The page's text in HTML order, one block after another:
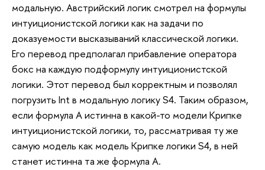
модальную. Австрийский логик смотрел на формулы
интуиционистской логики как на задачи по
доказуемости высказываний классической логики.
Его перевод предполагал прибавление оператора
бокс на каждую подформулу интуиционистской
логики. Этот перевод был корректным и позволял
погрузить Int в модальную логику S4. Таким образом,
если формула A истинна в какой-то модели Крипке
интуиционистской логики, то, рассматривая ту же
самую модель как модель Крипке логики S4, в ней
станет истинна та же формула А.